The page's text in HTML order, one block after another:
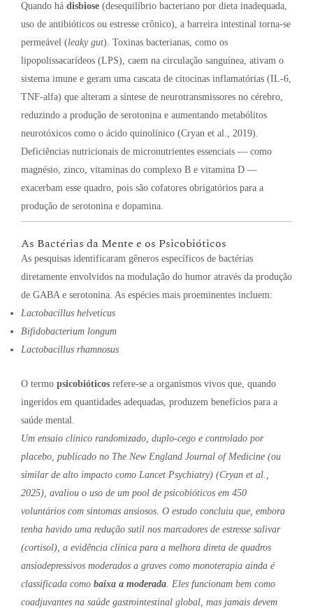
Quando há disbiose (desequilíbrio bacteriano por dieta inadequada,
uso de antibióticos ou estresse crônico), a barreira intestinal torna-se
permeável (leaky gut). Toxinas bacterianas, como os
lipopolissacarídeos (LPS), caem na circulação sanguínea, ativam o
sistema imune e geram uma cascata de citocinas inflamatórias (IL-6,
TNF-alfa) que alteram a síntese de neurotransmissores no cérebro,
reduzindo a produção de serotonina e aumentando metabólitos
neurotóxicos como o ácido quinolínico (Cryan et al., 2019).
Deficiências nutricionais de micronutrientes essenciais — como
magnésio, zinco, vitaminas do complexo B e vitamina D —
exacerbam esse quadro, pois são cofatores obrigatórios para a
produção de serotonina e dopamina.
As Bactérias da Mente e os Psicobióticos
As pesquisas identificaram gêneros específicos de bactérias
diretamente envolvidos na modulação do humor através da produção
de GABA e serotonina. As espécies mais proeminentes incluem:
Lactobacillus helveticus
Bifidobacterium longum
Lactobacillus rhamnosus
O termo psicobióticos refere-se a organismos vivos que, quando
ingeridos em quantidades adequadas, produzem benefícios para a
saúde mental.
Um ensaio clínico randomizado, duplo-cego e controlado por
placebo, publicado no The New England Journal of Medicine (ou
similar de alto impacto como Lancet Psychiatry) (Cryan et al.,
2025), avaliou o uso de um pool de psicobióticos em 450
voluntários com sintomas ansiosos. O estudo concluiu que, embora
tenha havido uma redução sutil nos marcadores de estresse salivar
(cortisol), a evidência clínica para a melhora direta de quadros
ansiodepressivos moderados a graves como monoterapia ainda é
classificada como baixa a moderada . Eles funcionam bem como
coadjuvantes na saúde gastrointestinal global, mas jamais devem